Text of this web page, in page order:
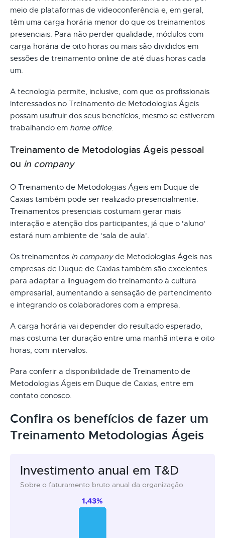
meio de plataformas de videoconferência e, em geral,
têm uma carga horária menor do que os treinamentos
presenciais. Para não perder qualidade, módulos com
carga horária de oito horas ou mais são divididos em
sessões de treinamento online de até duas horas cada
um.
A tecnologia permite, inclusive, com que os profissionais
interessados no Treinamento de Metodologias Ágeis
possam usufruir dos seus benefícios, mesmo se estiverem
trabalhando em home office.
Treinamento de Metodologias Ágeis pessoal
ou in company
O Treinamento de Metodologias Ágeis em Duque de
Caxias também pode ser realizado presencialmente.
Treinamentos presenciais costumam gerar mais
interação e atenção dos participantes, já que o 'aluno'
estará num ambiente de ‘sala de aula'.
Os treinamentos in companyde Metodologias Ágeis nas
empresas de Duque de Caxias também são excelentes
para adaptar a linguagem do treinamento à cultura
empresarial, aumentando a sensação de pertencimento
e integrando os colaboradores com a empresa.
A carga horária vai depender do resultado esperado,
mas costuma ter duração entre uma manhã inteira e oito
horas, com intervalos.
Para conferir a disponibilidade de Treinamento de
Metodologias Ágeis em Duque de Caxias, entre em
contato conosco.
Confira os benefícios de fazer um
Treinamento Metodologias Ágeis
Investimento anual em T&D
Sobre o faturamento bruto anual da organização